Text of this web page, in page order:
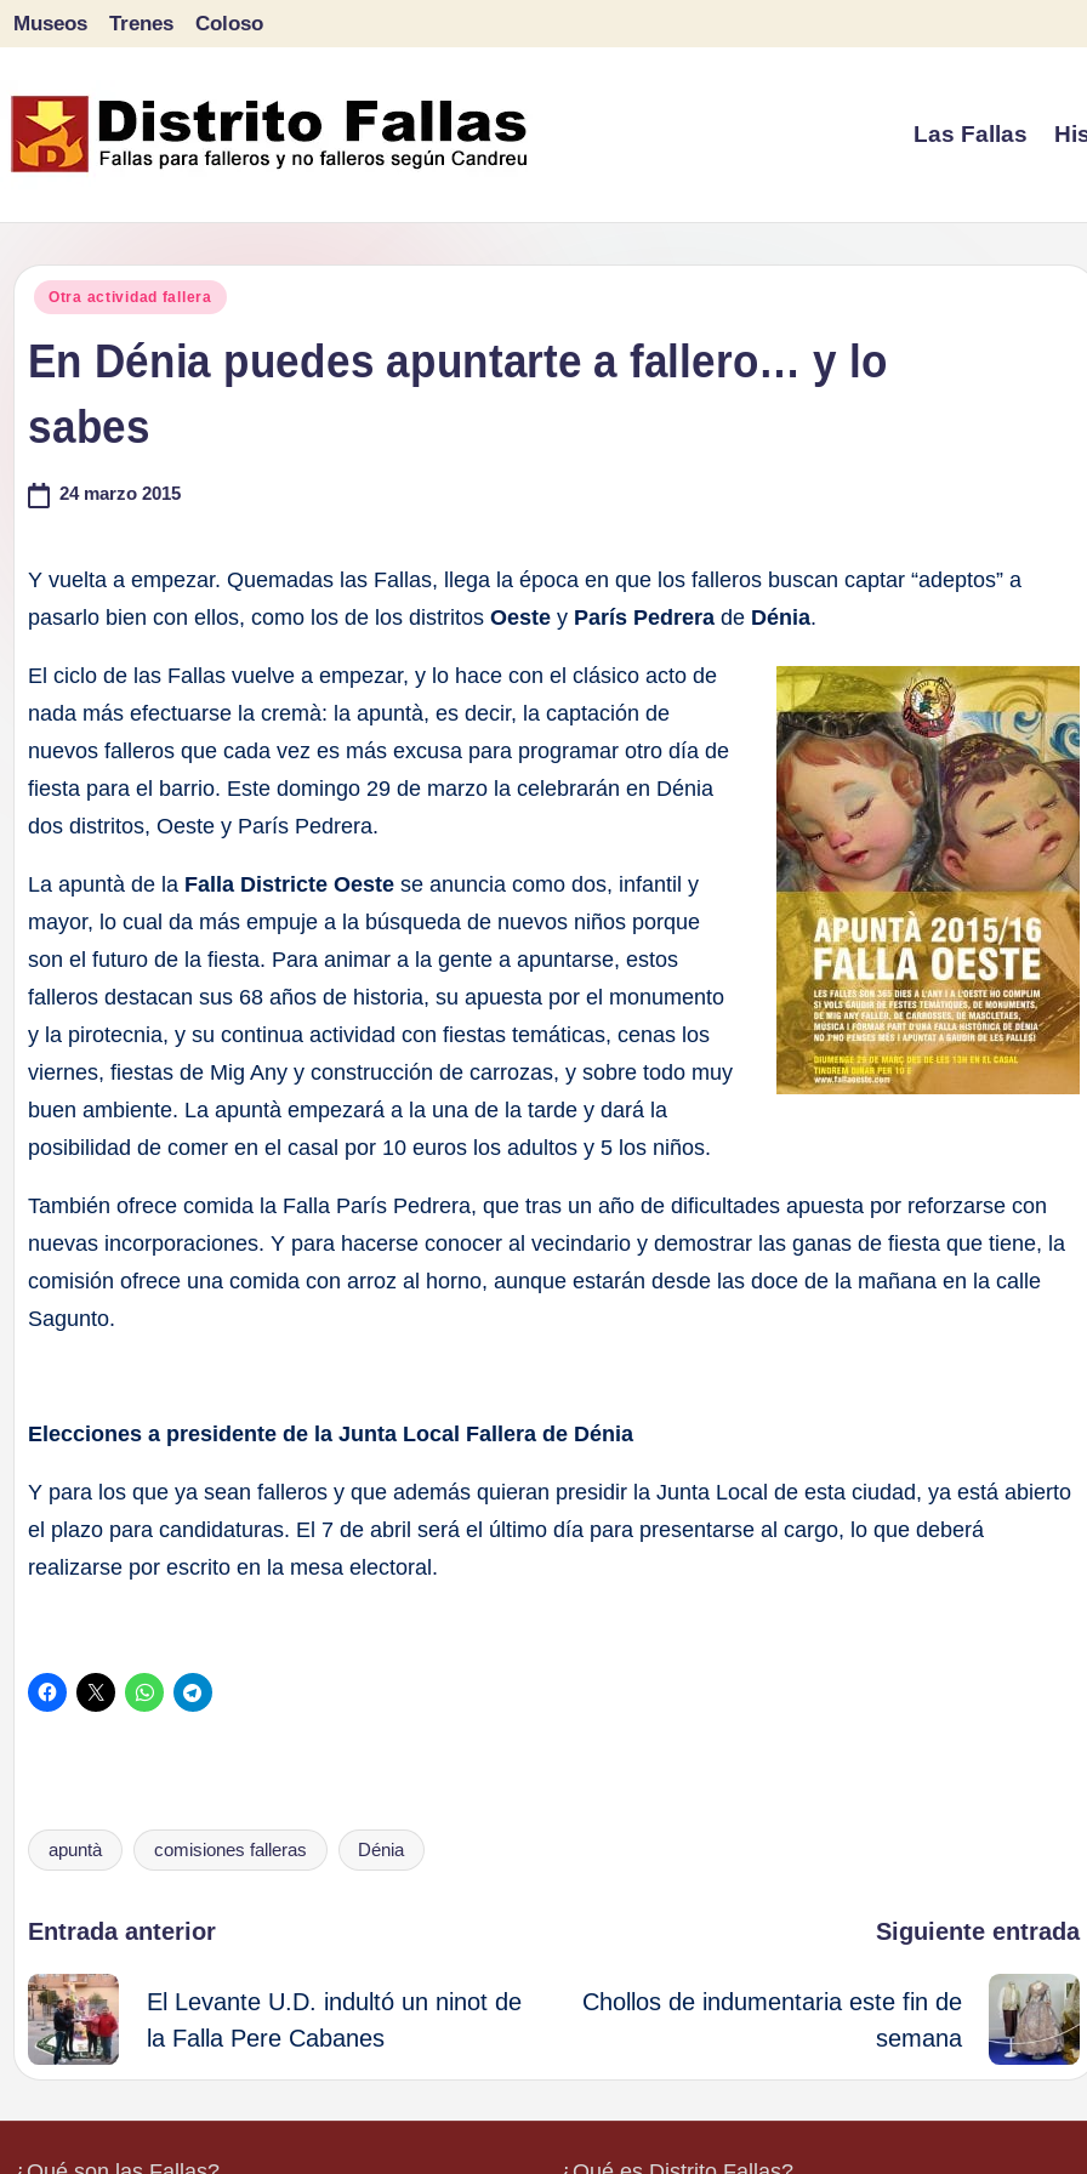
contenido
Museos Trenes Coloso
Las Fallas
Publicado
Otra actividad fallera
En Dénia puedes apuntarte a fallero… y lo
sabes
24 marzo 2015
Y vuelta a empezar. Quemadas las Fallas, llega la época en que los falleros buscan captar “adeptos” a
pasarlo bien con ellos, como los de los distritosOeste y París Pedrera de Dénia.
El ciclo de las Fallas vuelve a empezar, y lo hace con el clásico acto de
nada más efectuarse la cremà: la apuntà, es decir, la captación de
nuevos falleros que cada vez es más excusa para programar otro día de
fiesta para el barrio. Este domingo 29 de marzo la celebrarán en Dénia
dos distritos, Oeste y París Pedrera.
La apuntà de la Falla Districte Oeste se anuncia como dos, infantil y
mayor, lo cual da más empuje a la búsqueda de nuevos niños porque
son el futuro de la fiesta. Para animar a la gente a apuntarse, estos
falleros destacan sus 68 años de historia, su apuesta por el monumento
y la pirotecnia, y su continua actividad con fiestas temáticas, cenas los
viernes, fiestas de Mig Any y construcción de carrozas, y sobre todo muy
buen ambiente. La apuntà empezará a la una de la tarde y dará la
posibilidad de comer en el casal por 10 euros los adultos y 5 los niños.
También ofrece comida la Falla París Pedrera, que tras un año de dificultades apuesta por reforzarse con
nuevas incorporaciones. Y para hacerse conocer al vecindario y demostrar las ganas de fiesta que tiene, la
comisión ofrece una comida con arroz al horno, aunque estarán desde las doce de la mañana en la calle
Sagunto.
Elecciones a presidente de la Junta Local Fallera de Dénia
Y para los que ya sean falleros y que además quieran presidir la Junta Local de esta ciudad, ya está abierto
el plazo para candidaturas. El 7 de abril será el último día para presentarse al cargo, lo que deberá
realizarse por escrito en la mesa electoral.
Etiquetas:
apuntà comisiones falleras Dénia
Navegación
de
entradas
Entrada anterior
El Levante U.D. indultó un ninot de
la Falla Pere Cabanes
Siguiente entrada
Chollos de indumentaria este fin de
semana